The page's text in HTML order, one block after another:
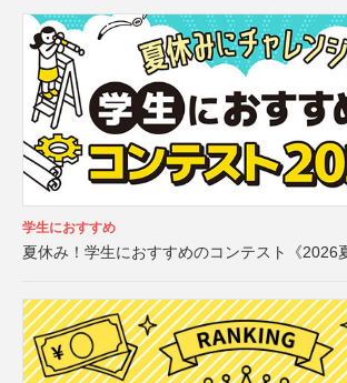
学生におすすめ
夏休み！学生におすすめのコンテスト《2026